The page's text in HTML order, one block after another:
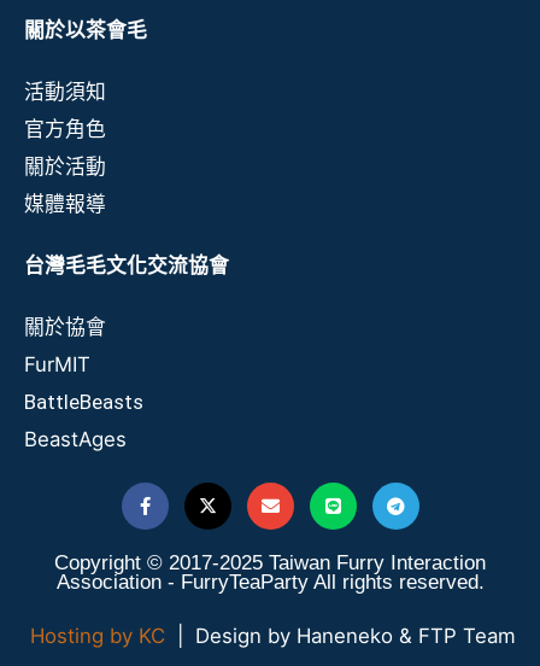
關於以茶會毛
活動須知
官方角色
關於活動
媒體報導
台灣毛毛文化交流協會
關於協會
FurMIT
BattleBeasts
BeastAges
Copyright © 2017-2025 Taiwan Furry Interaction
Association - FurryTeaParty All rights reserved.
Hosting by KC | Design by Haneneko & FTP Team